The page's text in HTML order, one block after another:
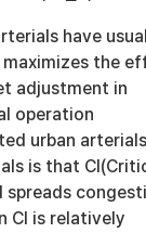
have
the
adjustment in
operation
urban
is that
CI is relatively